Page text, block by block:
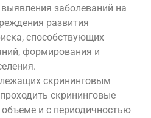
заболеваний на
развития
способствующих
формирования и
скрининговым
скрининговые
и с периодичностью